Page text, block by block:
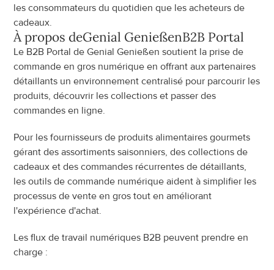
les consommateurs du quotidien que les acheteurs de
cadeaux.
À propos deGenial GenießenB2B Portal
Le B2B Portal de Genial Genießen soutient la prise de
commande en gros numérique en offrant aux partenaires
détaillants un environnement centralisé pour parcourir les
produits, découvrir les collections et passer des
commandes en ligne.
Pour les fournisseurs de produits alimentaires gourmets
gérant des assortiments saisonniers, des collections de
cadeaux et des commandes récurrentes de détaillants,
les outils de commande numérique aident à simplifier les
processus de vente en gros tout en améliorant
l'expérience d'achat.
Les flux de travail numériques B2B peuvent prendre en
charge :